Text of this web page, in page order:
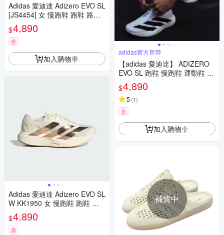
Adidas 愛迪達 Adizero EVO SL
[JS4454] 女 慢跑鞋 跑鞋 路跑
白 藍
$4,890
券
加入購物車
Adidas 愛迪達 Adizero EVO SL
W KK1950 女 慢跑鞋 跑鞋 路
跑 米 古銅 避震
$4,890
券
adidas官方直營
【adidas 愛迪達】 ADIZERO
EVO SL 跑鞋 慢跑鞋 運動鞋 女
鞋 JH6208
$4,890
5 (1)
券
加入購物車
補貨中